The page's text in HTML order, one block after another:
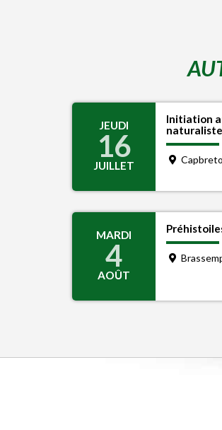
JEUDI
16
JUILLET
Initiation
naturaliste
MARDI
4
AOÛT